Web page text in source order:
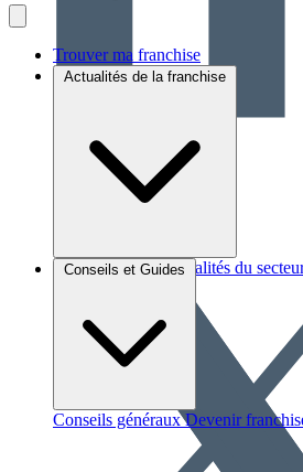
Trouver ma franchise
Actualités de la franchise
Brèves et actus Actualités du
Conseils et Guides
Conseils généraux Devenir